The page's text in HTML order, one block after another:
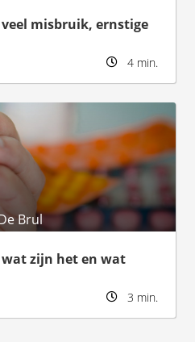
misbruik, ernstige
4 min.
Brul
zijn het en wat
3 min.